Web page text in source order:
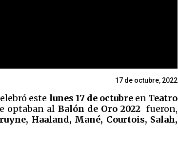
17 de octubre, 2022
este lunes 17 de octubre en Teatro
optaban al Balón de Oro 2022 fueron,
Haaland, Mané, Courtois, Salah,